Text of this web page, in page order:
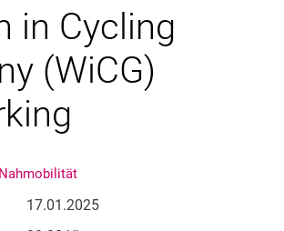
in Cycling
(WiCG)
17.01.2025